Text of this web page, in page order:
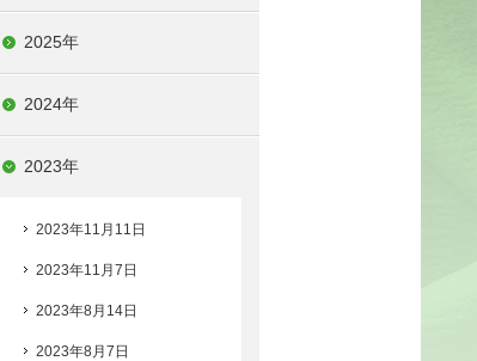
2025年
2024年
2023年
2023年11月11日
2023年11月7日
2023年8月14日
2023年8月7日